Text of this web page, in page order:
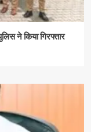
ने किया गिरफ्तार